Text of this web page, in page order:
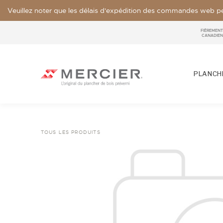
Veuillez noter que les délais d'expédition des commandes web
FIÈREMENT
CANADIEN
TOUS LES PRODUITS